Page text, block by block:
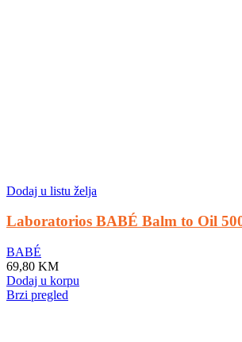
Dodaj u listu želja
Laboratorios BABÉ Balm to Oil
BABÉ
69,80 KM
Dodaj u korpu
Brzi pregled